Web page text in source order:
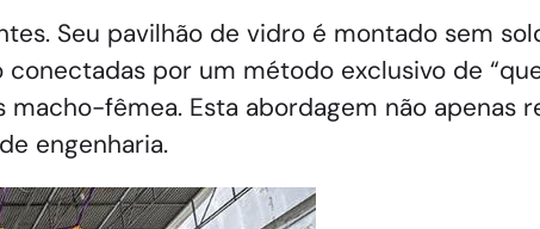
Seu pavilhão de vidro é montado sem
por um método exclusivo de
fêmea. Esta abordagem não apenas
engenharia.